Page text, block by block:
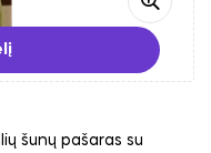
šunų pašaras su